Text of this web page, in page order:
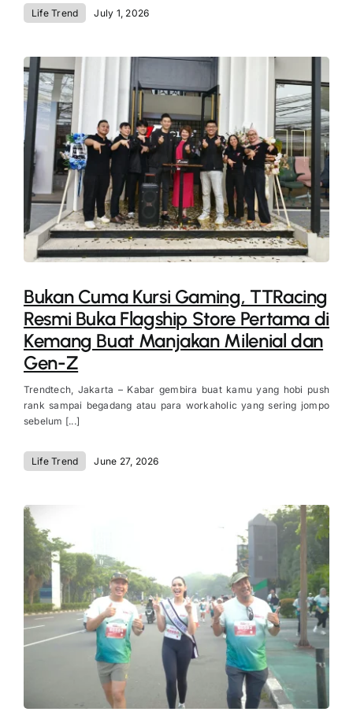
Life Trend July 1, 2026
Bukan Cuma Kursi Gaming, TTRacing
Resmi Buka Flagship Store Pertama di
Kemang Buat Manjakan Milenial dan
Gen-Z
Trendtech, Jakarta – Kabar gembira buat kamu yang hobi push
rank sampai begadang atau para workaholic yang sering jompo
sebelum [...]
Life Trend June 27, 2026